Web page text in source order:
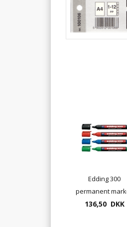
Edding 300
permanent
med rund spids -
136,50 DKK